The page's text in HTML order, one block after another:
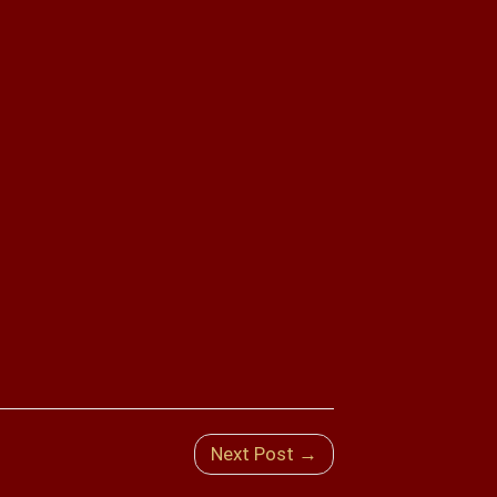
Next Post →